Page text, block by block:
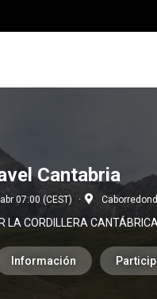
Cantabria
07:00 (CEST)
LA CORDILLERA CANTÁBRICA
Información